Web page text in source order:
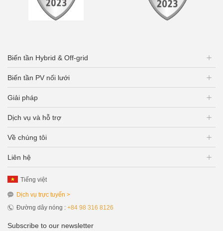
Biến tần Hybrid & Off-grid
Biến tần PV nối lưới
Giải pháp
Dịch vụ và hỗ trợ
Về chúng tôi
Liên hệ
Tiếng việt
Dịch vụ trực tuyến >
Đường dây nóng : +84 98 316 8126
Subscribe to our newsletter